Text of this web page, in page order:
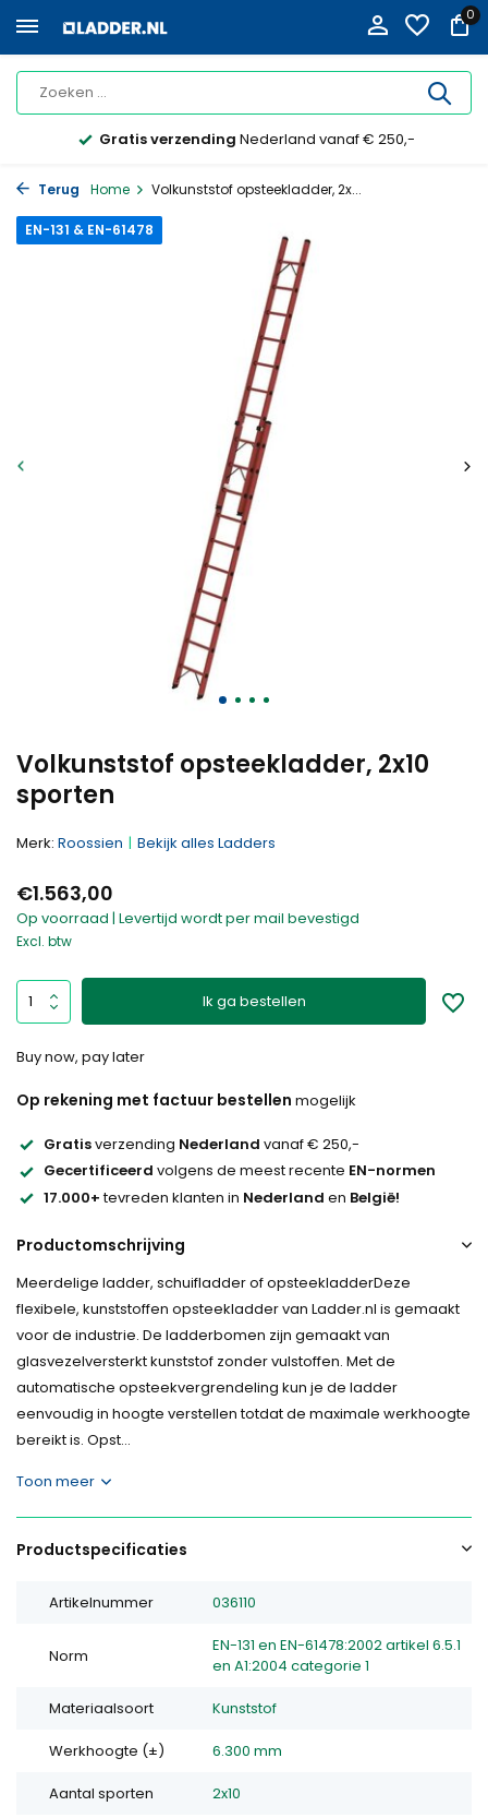
0
Gratis verzending Nederland vanaf € 250,-
Terug Home Volkunststof opsteekladder, 2x...
Volkunststof opsteekladder, 2x10
sporten
EN-131 & EN-61478
Merk: Roossien Bekijk alles Ladders
€1.563,00
Op voorraad | Levertijd wordt per mail bevestigd
Excl. btw
Ik ga bestellen
Buy now, pay later
Op rekening met factuur bestellen mogelijk
Gratisverzending Nederland vanaf € 250,-
Gecertificeerd volgens de meest recente EN-normen
17.000+tevreden klanten in Nederland en België!
Productomschrijving
Meerdelige ladder, schuifladder of opsteekladderDeze
flexibele, kunststoffen opsteekladder van Ladder.nl is gemaakt
voor de industrie. De ladderbomen zijn gemaakt van
glasvezelversterkt kunststof zonder vulstoffen. Met de
automatische opsteekvergrendeling kun je de ladder
eenvoudig in hoogte verstellen totdat de maximale werkhoogte
bereikt is. Opst...
Toon meer
Productspecificaties
Artikelnummer 036110
Norm
EN-131 en EN-61478:2002 artikel 6.5.1
en A1:2004 categorie 1
Materiaalsoort Kunststof
Werkhoogte (±) 6.300 mm
Aantal sporten 2x10